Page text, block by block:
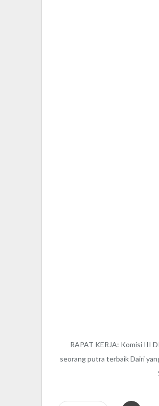
RAPAT KERJA: Komisi III
seorang putra terbaik Dairi